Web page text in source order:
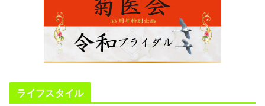
ライフスタイル